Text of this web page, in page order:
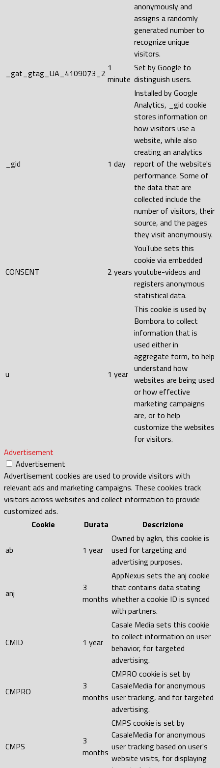
anonymously and
assigns a randomly
generated number to
recognize unique
visitors.
_gat_gtag_UA_4109073_2 1
minute
Set by Google to
distinguish users.
_gid 1 day
Installed by Google
Analytics, _gid cookie
stores information on
how visitors use a
website, while also
creating an analytics
report of the website's
performance. Some of
the data that are
collected include the
number of visitors, their
source, and the pages
they visit anonymously.
CONSENT 2 years
YouTube sets this
cookie via embedded
youtube-videos and
registers anonymous
statistical data.
u 1 year
This cookie is used by
Bombora to collect
information that is
used either in
aggregate form, to help
understand how
websites are being used
or how effective
marketing campaigns
are, or to help
customize the websites
for visitors.
Advertisement
Advertisement
Advertisement cookies are used to provide visitors with
relevant ads and marketing campaigns. These cookies track
visitors across websites and collect information to provide
customized ads.
Cookie
Durata Descrizione
ab 1 year
Owned by agkn, this cookie is
used for targeting and
advertising purposes.
anj
3
months
AppNexus sets the anj cookie
that contains data stating
whether a cookie ID is synced
with partners.
CMID 1 year
Casale Media sets this cookie
to collect information on user
behavior, for targeted
advertising.
CMPRO
3
months
CMPRO cookie is set by
CasaleMedia for anonymous
user tracking, and for targeted
advertising.
CMPS
3
months
CMPS cookie is set by
CasaleMedia for anonymous
user tracking based on user's
website visits, for displaying